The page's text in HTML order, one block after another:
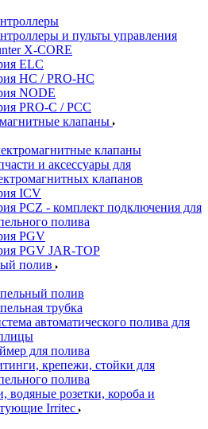
и пульты управления
X-CORE
ELC
HC / PRO-HC
NODE
PRO-C / PCC
клапаны
клапаны
и аксессуары для
клапанов
ICV
PCZ - комплект подключения для
полива
PGV
PGV JAR-TOP
полив
полив
трубка
автоматического полива для
для полива
крепежи, стойки для
полива
водяные розетки, короба и
Irritec